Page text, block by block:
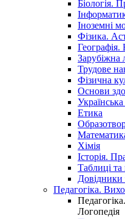
Біологія.
Іноземні
Фізика.
Географія.
Зарубіжна
Трудове
Фізична
Основи
Етика
Хімія
Історія.
Таблиці та
Довідники
Педагогіка.
Логопедія